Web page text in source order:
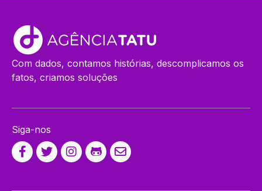
Com dados, contamos histórias, descomplicamos os
fatos, criamos soluções
Siga-nos